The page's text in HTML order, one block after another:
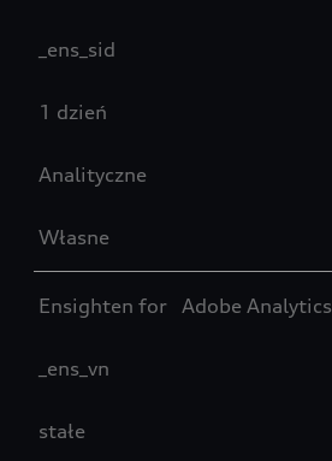
_ens_sid
1 dzień
Analityczne
Własne
Ensighten for Adobe Analytics
_ens_vn
stałe